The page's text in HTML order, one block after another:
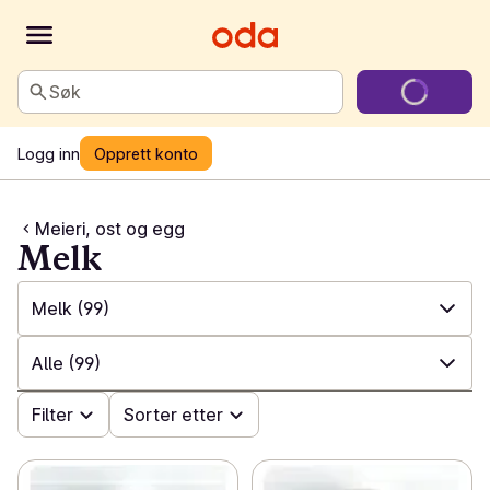
Søk
Logg inn Opprett konto
Meieri, ost og egg
Melk
Melk (99)
✓ Alle (611)
✓ (99)
Alle (99)
✓ Alle(99)
✓ Helmelk (13)
Filter Sorter etter